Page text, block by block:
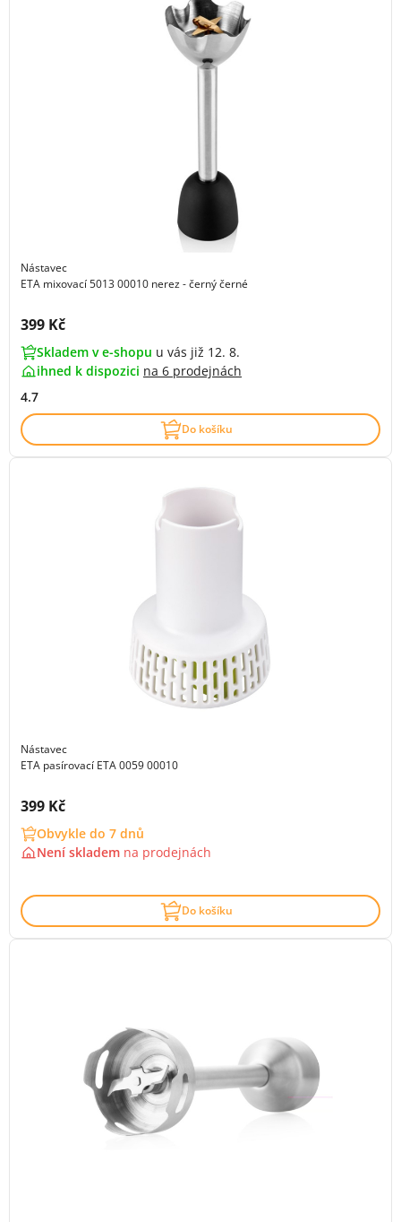
Nástavec
ETA mixovací 5013 00010 nerez - černý černé
Cena s DPH:
399 Kč
Skladem v e-shopu u vás již 12. 8.
ihned k dispozici na 6 prodejnách
4.7
Do košíku
Nástavec
ETA pasírovací ETA 0059 00010
Cena s DPH:
399 Kč
Obvykle do 7 dnů
Není skladem na prodejnách
Do košíku